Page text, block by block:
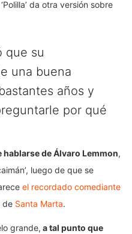
que su
una buena
años y
por qué
hablarse de Álvaro Lemmon,
luego de que se
el recordado comediante
de Santa Marta.
grande, a tal punto que